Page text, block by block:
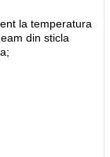
la temperatura
din sticla